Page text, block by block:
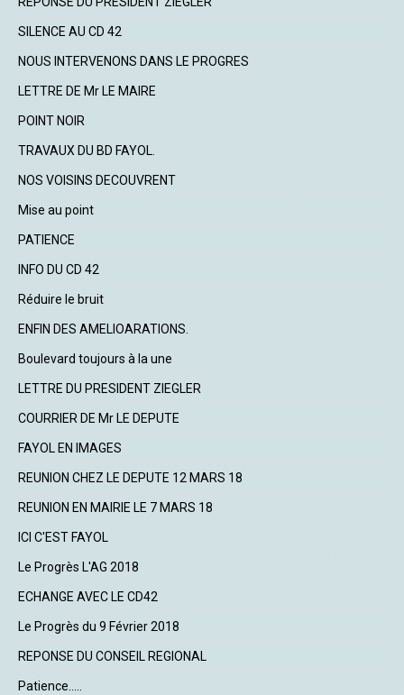
SILENCE AU CD 42
NOUS INTERVENONS DANS LE PROGRES
LETTRE DE Mr LE MAIRE
POINT NOIR
TRAVAUX DU BD FAYOL.
NOS VOISINS DECOUVRENT
Mise au point
PATIENCE
INFO DU CD 42
Réduire le bruit
ENFIN DES AMELIOARATIONS.
Boulevard toujours à la une
LETTRE DU PRESIDENT ZIEGLER
COURRIER DE Mr LE DEPUTE
FAYOL EN IMAGES
REUNION CHEZ LE DEPUTE 12 MARS 18
REUNION EN MAIRIE LE 7 MARS 18
ICI C'EST FAYOL
Le Progrès L'AG 2018
ECHANGE AVEC LE CD42
Le Progrès du 9 Février 2018
REPONSE DU CONSEIL REGIONAL
Patience.....